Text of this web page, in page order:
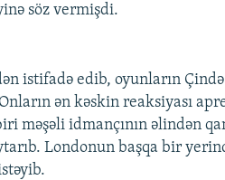
söz vermişdi.
istifadə edib, oyunların Çində
ən kəskin reaksiyası
məşəli idmançının əlindən
Londonun başqa bir